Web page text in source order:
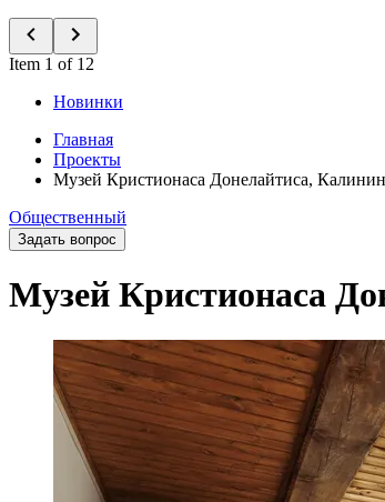
Item 1 of 12
Новинки
Главная
Проекты
Музей Кристионаса Донелайтиса,
Общественный
Задать вопрос
Музей Кристионаса